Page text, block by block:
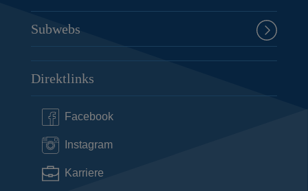
Subwebs
Direktlinks
Facebook
Instagram
Karriere